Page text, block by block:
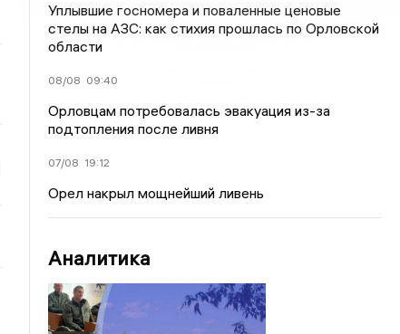
Уплывшие госномера и поваленные ценовые
стелы на АЗС: как стихия прошлась по Орловской
области
08/08 09:40
Орловцам потребовалась эвакуация из-за
подтопления после ливня
07/08 19:12
Орел накрыл мощнейший ливень
Аналитика